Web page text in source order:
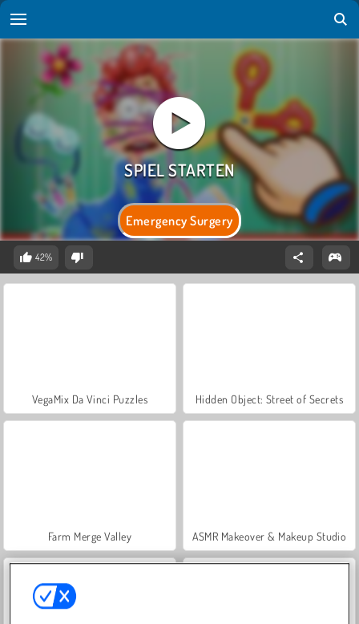
Emergency Surgery
42%
VegaMix Da Vinci Puzzles Hidden Object: Street of Secrets
Farm Merge Valley ASMR Makeover & Makeup Studio